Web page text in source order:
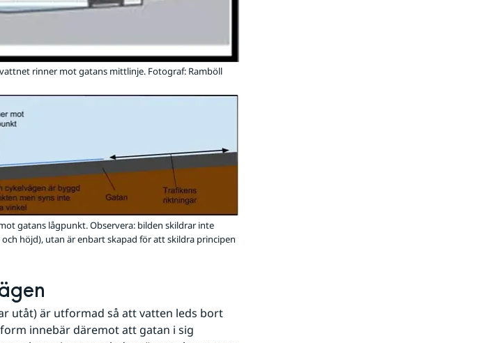
rinner mot gatans mittlinje. Fotograf: Ramböll
gatans lågpunkt. Observera: bilden skildrar inte
höjd), utan är enbart skapad för att skildra principen
utåt) är utformad så att vatten leds bort
innebär däremot att gatan i sig